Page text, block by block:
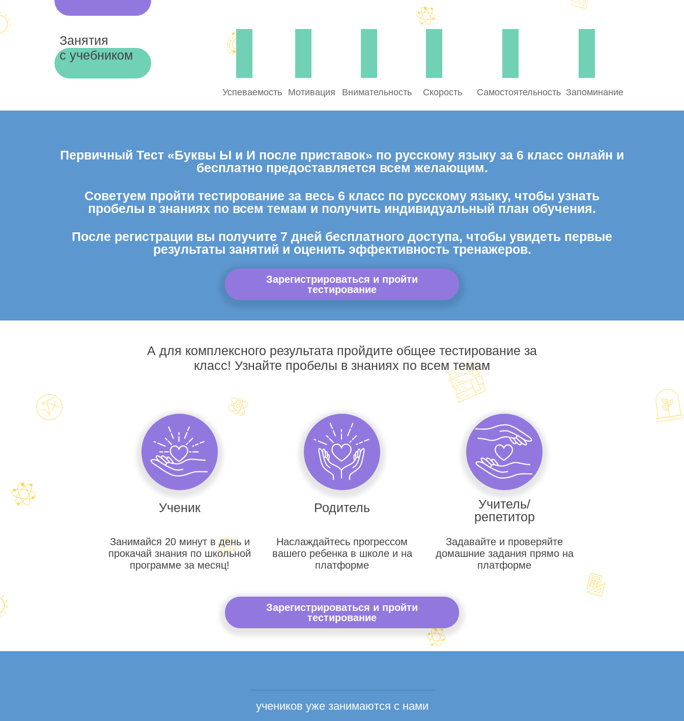
Занятия
с учебником
Успеваемость Мотивация Внимательность Скорость Самостоятельность Запоминание
Первичный Тест «Буквы Ы и И после приставок» по русскому языку за 6 класс онлайн и
бесплатно предоставляется всем желающим.
Советуем пройти тестирование за весь 6 класс по русскому языку, чтобы узнать
пробелы в знаниях по всем темам и получить индивидуальный план обучения.
После регистрации вы получите 7 дней бесплатного доступа, чтобы увидеть первые
результаты занятий и оценить эффективность тренажеров.
Зарегистрироваться и пройти
тестирование
А для комплексного результата пройдите общее тестирование за
класс! Узнайте пробелы в знаниях по всем темам
Ученик
Занимайся 20 минут в день и
прокачай знания по школьной
программе за месяц!
Родитель
Наслаждайтесь прогрессом
вашего ребенка в школе и на
платформе
Учитель/
репетитор
Задавайте и проверяйте
домашние задания прямо на
платформе
Зарегистрироваться и пройти
тестирование
учеников уже занимаются с нами